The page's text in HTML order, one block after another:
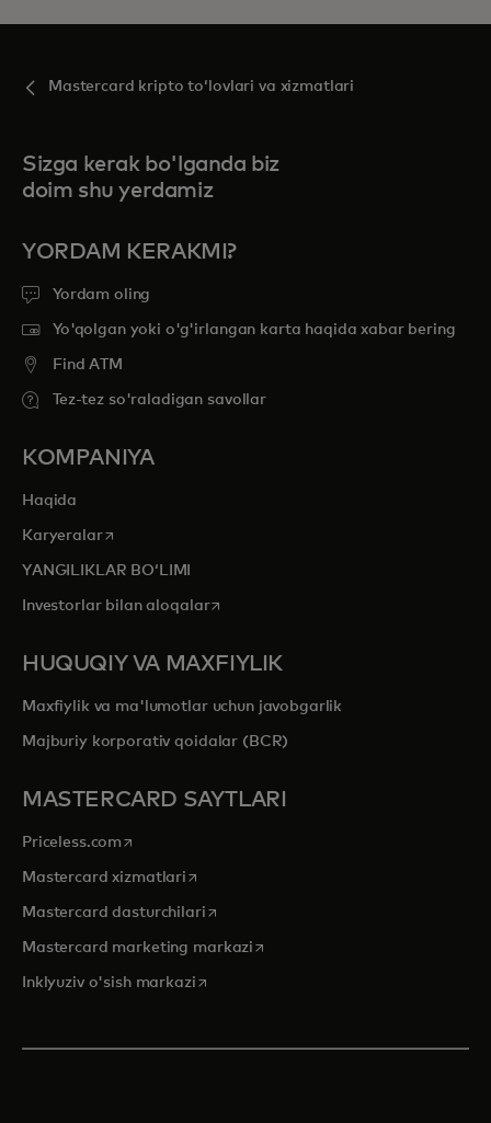
Mastercard kripto toʻlovlari va xizmatlari
Sizga kerak bo'lganda biz
doim shu yerdamiz
YORDAM KERAKMI?
Yordam oling
Yo'qolgan yoki o'g'irlangan karta haqida xabar bering
Find ATM
Tez-tez so'raladigan savollar
KOMPANIYA
Haqida
Karyeralaropens in a new tab
YANGILIKLAR BOʻLIMI
Investorlar bilan aloqalaropens in a new tab
HUQUQIY VA MAXFIYLIK
Maxfiylik va ma'lumotlar uchun javobgarlik
Majburiy korporativ qoidalar (BCR)
MASTERCARD SAYTLARI
Priceless.com opens in a new tab
Mastercard xizmatlari opens in a new tab
Mastercard dasturchilariopens in a new tab
Mastercard marketing markazi opens in a new tab
Inklyuziv o'sish markaziopens in a new tab